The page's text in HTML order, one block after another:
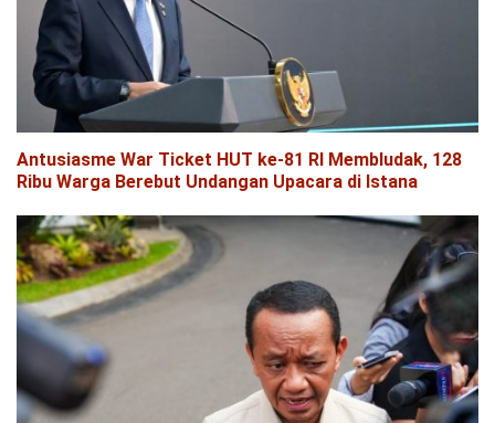
Antusiasme War Ticket HUT ke-81 RI Membludak, 128
Ribu Warga Berebut Undangan Upacara di Istana